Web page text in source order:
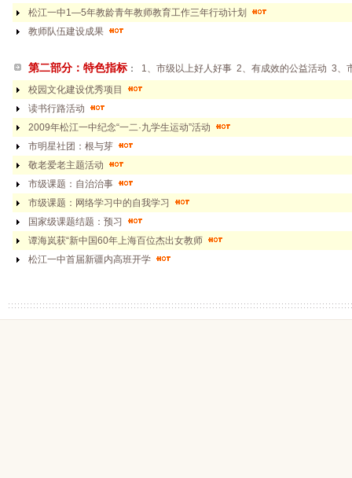
松江一中1—5年教龄青年教师教育工作三年行动计划
教师队伍建设成果
第二部分：特色指标 ： 1、市级以上好人好事 2、有成效的公益活动 3、
校园文化建设优秀项目
读书行路活动
2009年松江一中纪念“一二·九学生运动”活动
市明星社团：根与芽
敬老爱老主题活动
市级课题：自治治事
市级课题：网络学习中的自我学习
国家级课题结题：预习
谭海岚获“新中国60年上海百位杰出女教师
松江一中首届新疆内高班开学